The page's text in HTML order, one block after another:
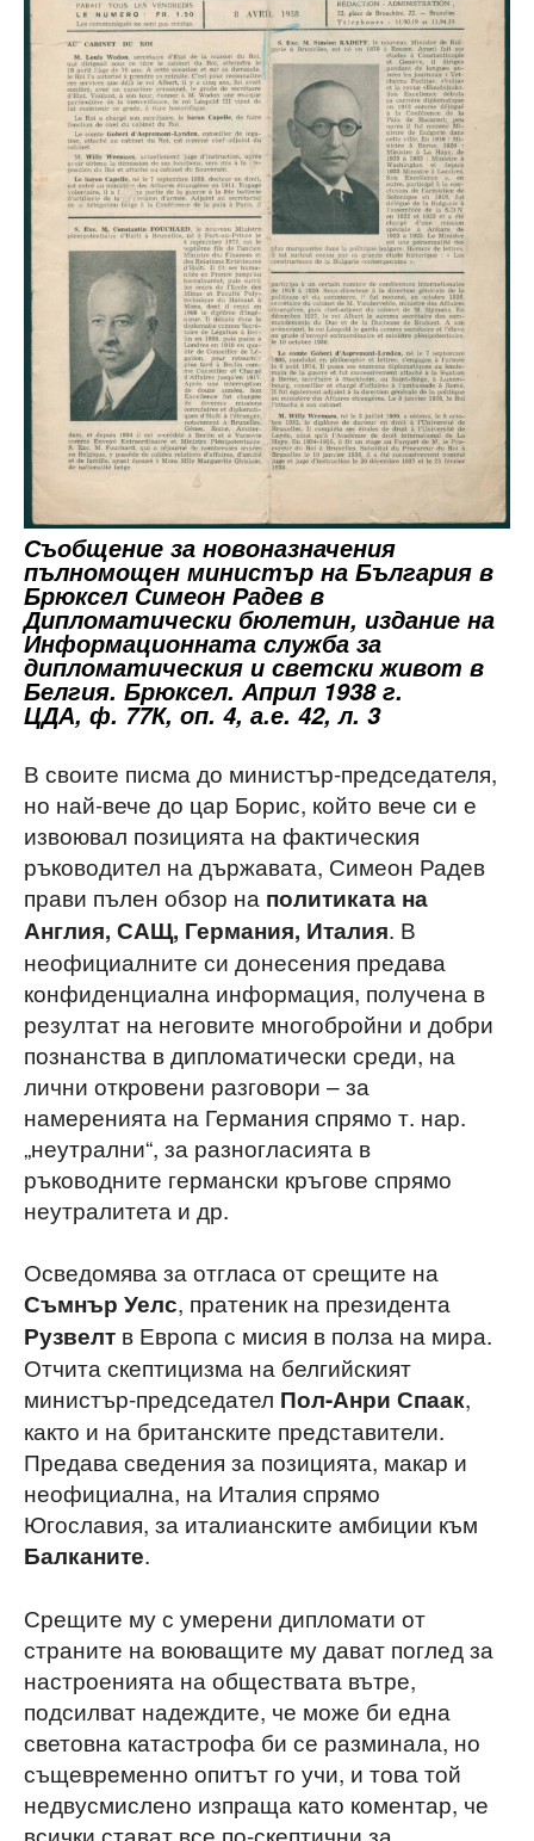
Съобщение за новоназначения
пълномощен министър на България в
Брюксел Симеон Радев в
Дипломатически бюлетин, издание на
Информационната служба за
дипломатическия и светски живот в
Белгия. Брюксел. Април 1938 г.
ЦДА, ф. 77К, оп. 4, а.е. 42, л. 3
В своите писма до министър-председателя,
но най-вече до цар Борис, който вече си е
извоювал позицията на фактическия
ръководител на държавата, Симеон Радев
прави пълен обзор на политиката на
Англия, САЩ, Германия, Италия. В
неофициалните си донесения предава
конфиденциална информация, получена в
резултат на неговите многобройни и добри
познанства в дипломатически среди, на
лични откровени разговори – за
намеренията на Германия спрямо т. нар.
„неутрални“, за разногласията в
ръководните германски кръгове спрямо
неутралитета и др.
Осведомява за отгласа от срещите на
Съмнър Уелс, пратеник на президента
Рузвелт в Европа с мисия в полза на мира.
Отчита скептицизма на белгийският
министър-председател Пол-Анри Спаак,
както и на британските представители.
Предава сведения за позицията, макар и
неофициална, на Италия спрямо
Югославия, за италианските амбиции към
Балканите.
Срещите му с умерени дипломати от
страните на воюващите му дават поглед за
настроенията на обществата вътре,
подсилват надеждите, че може би една
световна катастрофа би се разминала, но
същевременно опитът го учи, и това той
недвусмислено изпраща като коментар, че